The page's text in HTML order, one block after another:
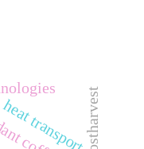
heat transportpostharvest